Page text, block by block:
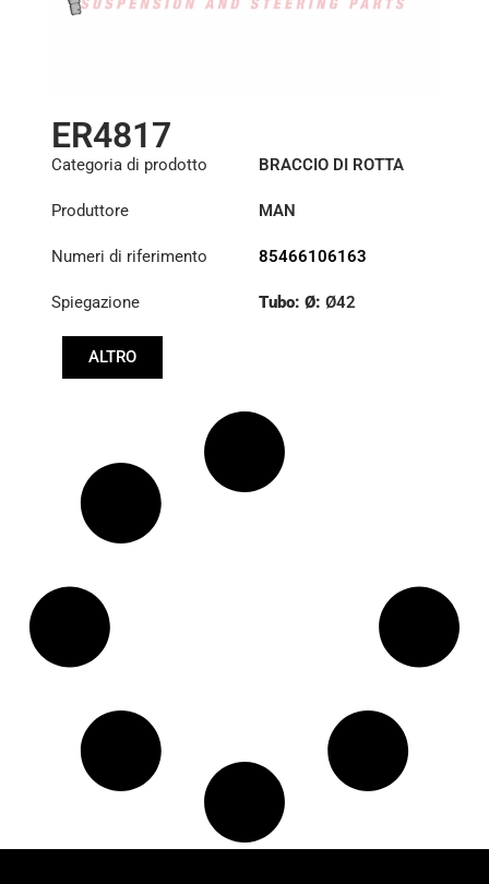
ER4817
Categoria di prodotto BRACCIO DI ROTTA
Produttore MAN
Numeri di riferimento 85466106163
Spiegazione Tubo: Ø: Ø42
Lunghezza: (mm):
822mm
ALTRO